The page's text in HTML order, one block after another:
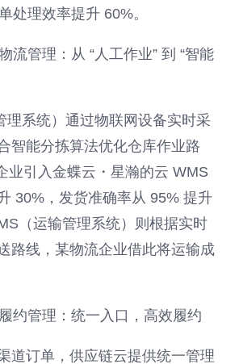
处理效率提升 60%。
流管理：从 “人工作业” 到 “智能
理系统）通过物联网设备实时采
智能分拣算法优化仓库作业路
业引入金蝶云・星瀚的云 WMS
30%，发货准确率从 95% 提升
（运输管理系统）则根据实时
路线，某物流企业借此将运输成
约管理：统一入口，高效履约
道订单，供应链云提供统一管理